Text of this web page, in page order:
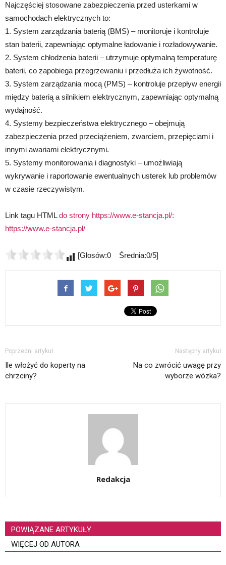
Najczęściej stosowane zabezpieczenia przed usterkami w
samochodach elektrycznych to:
1. System zarządzania baterią (BMS) – monitoruje i kontroluje
stan baterii, zapewniając optymalne ładowanie i rozładowywanie.
2. System chłodzenia baterii – utrzymuje optymalną temperaturę
baterii, co zapobiega przegrzewaniu i przedłuża ich żywotność.
3. System zarządzania mocą (PMS) – kontroluje przepływ energii
między baterią a silnikiem elektrycznym, zapewniając optymalną
wydajność.
4. Systemy bezpieczeństwa elektrycznego – obejmują
zabezpieczenia przed przeciążeniem, zwarciem, przepięciami i
innymi awariami elektrycznymi.
5. Systemy monitorowania i diagnostyki – umożliwiają
wykrywanie i raportowanie ewentualnych usterek lub problemów
w czasie rzeczywistym.
Link tagu HTMLdo strony https://www.e-stancja.pl/:
https://www.e-stancja.pl/
[Głosów:0 Średnia:0/5]
Poprzedni artykuł
Ile włożyć do koperty na
chrzciny?
Następny artykuł
Na co zwrócić uwagę przy
wyborze wózka?
Redakcja
POWIĄZANE ARTYKUŁY
WIĘCEJ OD AUTORA